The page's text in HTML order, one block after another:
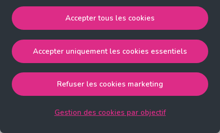
Cliquez sur 'Gestion des cookies par objectif'.
Notre politique de cookies
Accepter tous les cookies
strictement nécessaires, performance, fonctionnalité et
publicité ciblée.
Accepter uniquement les cookies essentielsaccepte
les cookies strictement nécessaires.
Accepter tous les cookies
Accepter uniquement les cookies essentiels
Refuser les cookies marketing
Gestion des cookies par objectif